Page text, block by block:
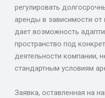
регулировать
аренды в зависимости от
дает возможность
пространство под
деятельности компании,
стандартным условиям
Заявка, оставленная на